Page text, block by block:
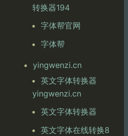
转换器194
字体帮官网
字体帮
yingwenzi.cn
英文字体转换器
yingwenzi.cn
英文字体转换器
英文字体在线转换8